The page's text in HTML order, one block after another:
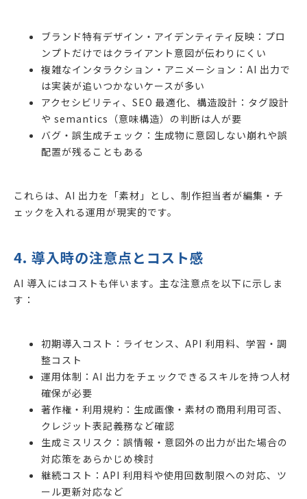
ブランド特有デザイン・アイデンティティ反映：プロ
ンプトだけではクライアント意図が伝わりにくい
複雑なインタラクション・アニメーション：AI 出力で
は実装が追いつかないケースが多い
アクセシビリティ、SEO 最適化、構造設計：タグ設計
や semantics（意味構造）の判断は人が要
バグ・誤生成チェック：生成物に意図しない崩れや誤
配置が残ることもある
これらは、AI 出力を「素材」とし、制作担当者が編集・チ
ェックを入れる運用が現実的です。
4. 導入時の注意点とコスト感
AI 導入にはコストも伴います。主な注意点を以下に示しま
す：
初期導入コスト：ライセンス、API 利用料、学習・調
整コスト
運用体制：AI 出力をチェックできるスキルを持つ人材
確保が必要
著作権・利用規約：生成画像・素材の商用利用可否、
クレジット表記義務など確認
生成ミスリスク：誤情報・意図外の出力が出た場合の
対応策をあらかじめ検討
継続コスト：API 利用料や使用回数制限への対応、ツ
ール更新対応など